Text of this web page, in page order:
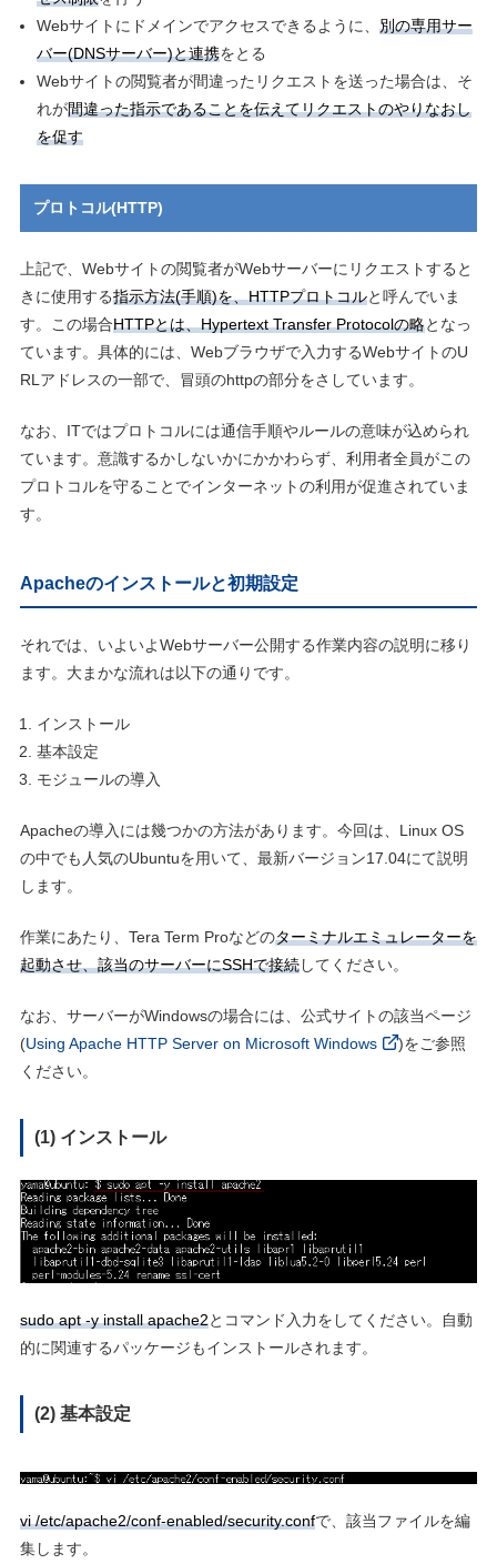
Webサイトにドメインでアクセスできるように、別の専用サー
バー(DNSサーバー)と連携をとる
Webサイトの閲覧者が間違ったリクエストを送った場合は、そ
れが間違った指示であることを伝えてリクエストのやりなおし
を促す
プロトコル(HTTP)
上記で、Webサイトの閲覧者がWebサーバーにリクエストすると
きに使用する指示方法(手順)を、HTTPプロトコルと呼んでいま
す。この場合HTTPとは、Hypertext Transfer Protocolの略となっ
ています。具体的には、Webブラウザで入力するWebサイトのU
RLアドレスの一部で、冒頭のhttpの部分をさしています。
なお、ITではプロトコルには通信手順やルールの意味が込められ
ています。意識するかしないかにかかわらず、利用者全員がこの
プロトコルを守ることでインターネットの利用が促進されていま
す。
Apacheのインストールと初期設定
それでは、いよいよWebサーバー公開する作業内容の説明に移り
ます。大まかな流れは以下の通りです。
インストール
基本設定
モジュールの導入
Apacheの導入には幾つかの方法があります。今回は、Linux OS
の中でも人気のUbuntuを用いて、最新バージョン17.04にて説明
します。
作業にあたり、Tera Term Proなどのターミナルエミュレーターを
起動させ、該当のサーバーにSSHで接続してください。
なお、サーバーがWindowsの場合には、公式サイトの該当ページ
(Using Apache HTTP Server on Microsoft Windows
)をご参照
ください。
(1) インストール
sudo apt -y install apache2とコマンド入力をしてください。自動
的に関連するパッケージもインストールされます。
(2) 基本設定
vi /etc/apache2/conf-enabled/security.confで、該当ファイルを編
集します。